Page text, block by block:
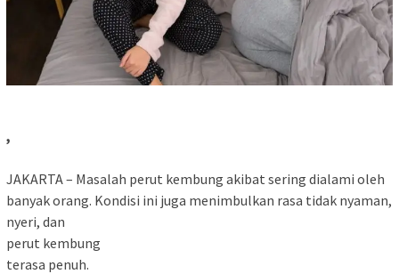
,
JAKARTA – Masalah perut kembung akibat sering dialami oleh
banyak orang. Kondisi ini juga menimbulkan rasa tidak nyaman,
nyeri, dan
perut kembung
terasa penuh.